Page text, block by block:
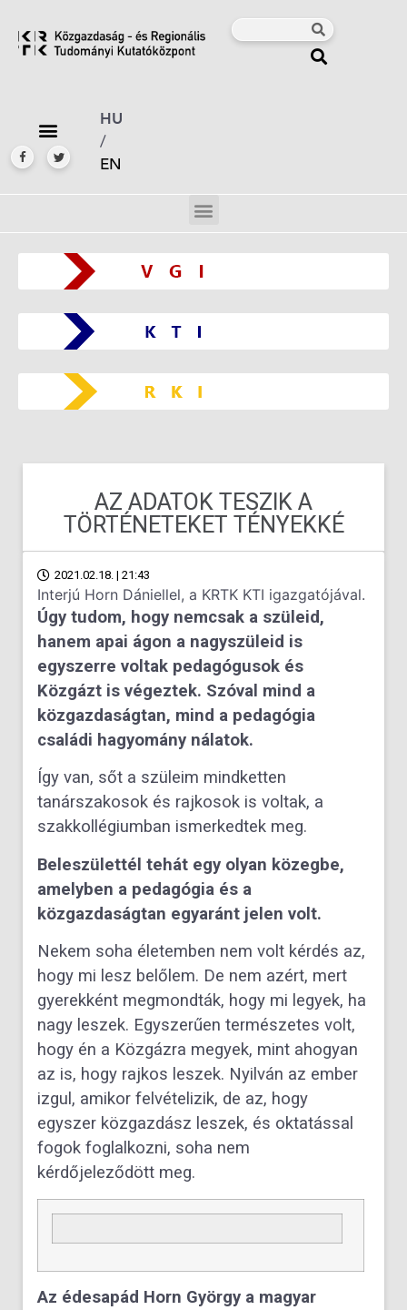
HU
/
EN
AZ ADATOK TESZIK A
TÖRTÉNETEKET TÉNYEKKÉ
2021.02.18. | 21:43
Interjú Horn Dániellel, a KRTK KTI igazgatójával.
Úgy tudom, hogy nemcsak a szüleid,
hanem apai ágon a nagyszüleid is
egyszerre voltak pedagógusok és
Közgázt is végeztek. Szóval mind a
közgazdaságtan, mind a pedagógia
családi hagyomány nálatok.
Így van, sőt a szüleim mindketten
tanárszakosok és rajkosok is voltak, a
szakkollégiumban ismerkedtek meg.
Beleszülettél tehát egy olyan közegbe,
amelyben a pedagógia és a
közgazdaságtan egyaránt jelen volt.
Nekem soha életemben nem volt kérdés az,
hogy mi lesz belőlem. De nem azért, mert
gyerekként megmondták, hogy mi legyek, ha
nagy leszek. Egyszerűen természetes volt,
hogy én a Közgázra megyek, mint ahogyan
az is, hogy rajkos leszek. Nyilván az ember
izgul, amikor felvételizik, de az, hogy
egyszer közgazdász leszek, és oktatással
fogok foglalkozni, soha nem
kérdőjeleződött meg.
Az édesapád Horn György a magyar